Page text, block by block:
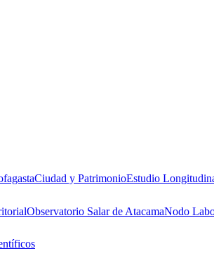
Ciudad y PatrimonioEstudio
Observatorio Salar de AtacamaNodo